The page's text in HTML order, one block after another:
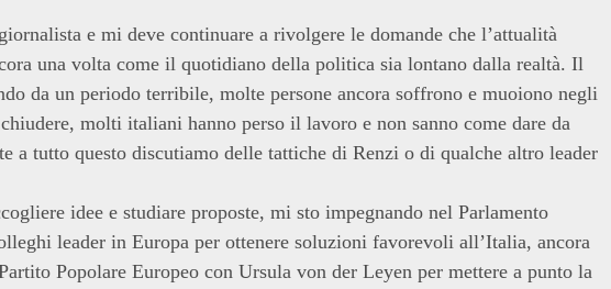
e mi deve continuare a rivolgere le domande che l’attualità
una volta come il quotidiano della politica sia lontano dalla realtà. Il
da un periodo terribile, molte persone ancora soffrono e muoiono negli
molti italiani hanno perso il lavoro e non sanno come dare da
a tutto questo discutiamo delle tattiche di Renzi o di qualche altro leader
idee e studiare proposte, mi sto impegnando nel Parlamento
leader in Europa per ottenere soluzioni favorevoli all’Italia, ancora
Popolare Europeo con Ursula von der Leyen per mettere a punto la